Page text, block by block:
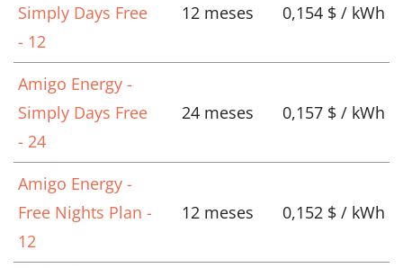
Simply Days Free
- 12
12 meses 0,154 $ / kWh
Amigo Energy -
Simply Days Free
- 24
24 meses 0,157 $ / kWh
Amigo Energy -
Free Nights Plan -
12
12 meses 0,152 $ / kWh